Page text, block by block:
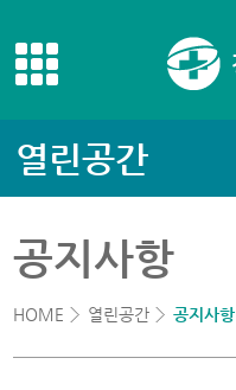
열린공간
공지사항
HOME 열린공간 공지사항